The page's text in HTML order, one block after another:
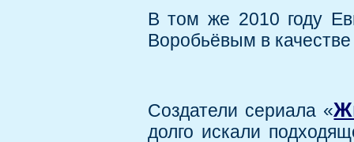
В том же 2010 году
Воробьёвым в
Создатели сериала «
долго искали